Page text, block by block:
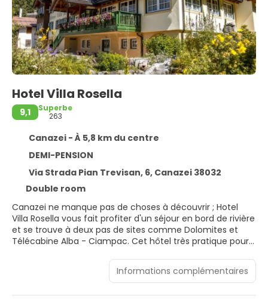
Hotel Villa Rosella
9,1
Superbe
263
Canazei - À 5,8 km du centre
DEMI-PENSION
Via Strada Pian Trevisan, 6, Canazei 38032
Double room
Canazei ne manque pas de choses à découvrir ; Hotel
Villa Rosella vous fait profiter d'un séjour en bord de rivière
et se trouve à deux pas de sites comme Dolomites et
Télécabine Alba - Ciampac. Cet hôtel très pratique pour
Passez de purs moments de détente dans l'incroyable
Informations complémentaires